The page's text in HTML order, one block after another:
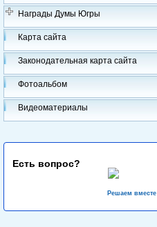
Награды Думы Югры
Карта сайта
Законодательная карта сайта
Фотоальбом
Видеоматериалы
Есть вопрос?
Решаем вместе